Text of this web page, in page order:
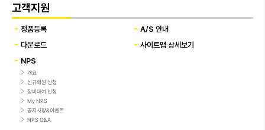
고객지원
정품등록
A/S 안내
다운로드
사이트맵 상세보기
NPS
개요
신규회원 신청
장비대여 신청
My NPS
공지사항&이벤트
NPS Q&A